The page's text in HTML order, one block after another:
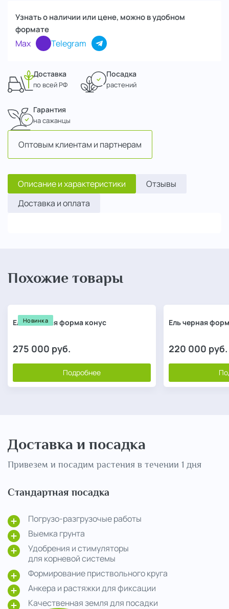
Узнать о наличии или цене, можно в удобном
формате
Max Telegram
Доставка
по всей РФ
Посадка
растений
Гарантия
на сажанцы
Оптовым клиентам и партнерам
Описание и характеристики
Отзывы
Доставка и оплата
Похожие товары
Новинка
Ель колючая форма конус
275 000 руб.
Подробнее
Ель черная
220 000 руб.
Доставка и посадка
Привезем и посадим растения в течении 1 дня
Стандартная посадка
Погрузо-разгрузочые работы
Выемка грунта
Удобрения и стимуляторы
для корневой системы
Формирование приствольного круга
Анкера и растяжки для фиксации
Качественная земля для посадки